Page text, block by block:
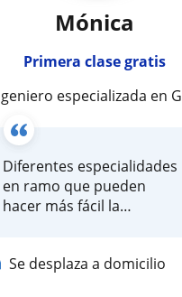
Mónica
Primera clase gratis
especializada en Gestión empresarial, me gusta dar clases en preparatoria o materias de universidad
Diferentes especialidades
en ramo que pueden
hacer más fácil la
Se desplaza a domicilio